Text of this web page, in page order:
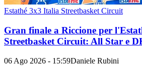
Estathé 3x3 Italia Streetbasket Circuit
Gran finale a Riccione per
Streetbasket Circuit: All Star e
06 Ago 2026 - 15:59Daniele Rubini